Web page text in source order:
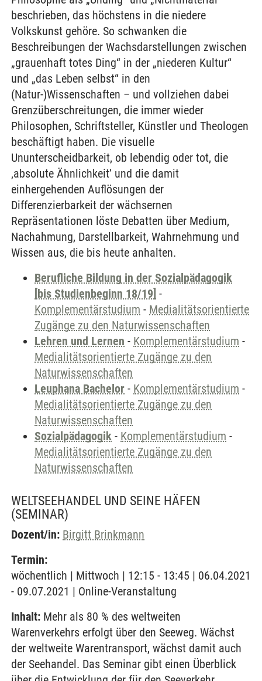
beschrieben, das höchstens in die niedere
Volkskunst gehöre. So schwanken die
Beschreibungen der Wachsdarstellungen zwischen
„grauenhaft totes Ding“ in der „niederen Kultur“
und „das Leben selbst“ in den
(Natur-)Wissenschaften – und vollziehen dabei
Grenzüberschreitungen, die immer wieder
Philosophen, Schriftsteller, Künstler und Theologen
beschäftigt haben. Die visuelle
Ununterscheidbarkeit, ob lebendig oder tot, die
‚absolute Ähnlichkeit’ und die damit
einhergehenden Auflösungen der
Differenzierbarkeit der wächsernen
Repräsentationen löste Debatten über Medium,
Nachahmung, Darstellbarkeit, Wahrnehmung und
Wissen aus, die bis heute anhalten.
Berufliche Bildung in der Sozialpädagogik
[bis Studienbeginn 18/19] -
Komplementärstudium - Medialitätsorientierte
Zugänge zu den Naturwissenschaften
Lehren und Lernen - Komplementärstudium -
Medialitätsorientierte Zugänge zu den
Naturwissenschaften
Leuphana Bachelor - Komplementärstudium -
Medialitätsorientierte Zugänge zu den
Naturwissenschaften
Sozialpädagogik - Komplementärstudium -
Medialitätsorientierte Zugänge zu den
Naturwissenschaften
WELTSEEHANDEL UND SEINE HÄFEN
(SEMINAR)
Dozent/in: Birgitt Brinkmann
Termin:
wöchentlich | Mittwoch | 12:15 - 13:45 | 06.04.2021
- 09.07.2021 | Online-Veranstaltung
Inhalt: Mehr als 80 % des weltweiten
Warenverkehrs erfolgt über den Seeweg. Wächst
der weltweite Warentransport, wächst damit auch
der Seehandel. Das Seminar gibt einen Überblick